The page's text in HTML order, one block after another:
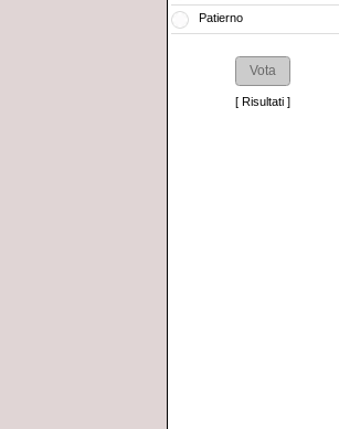
Patierno
[ Risultati ]